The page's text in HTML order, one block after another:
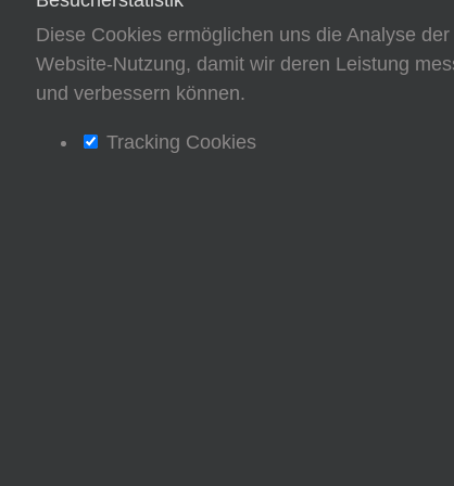
Diese Cookies ermöglichen uns die Analyse der
Website-Nutzung, damit wir deren Leistung
und verbessern können.
Tracking Cookies